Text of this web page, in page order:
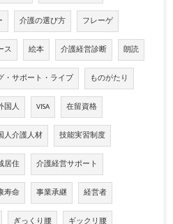
介護の選び方 フレーゲ
ス 絵本 介護経営診断 朗読
・サポート・ライブ ものがたり
国人 VISA 在留資格
人介護人材 技能実習制度
居住 介護経営サポート
寿命 事業承継 経営者
ぎっくり腰 ギックリ腰